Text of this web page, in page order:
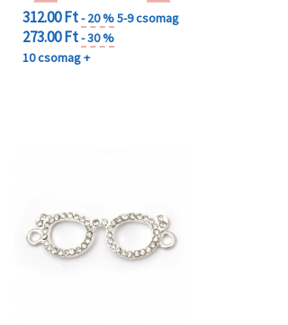
312.00 Ft- 20 %5-9 csomag
273.00 Ft- 30 %
10 csomag +